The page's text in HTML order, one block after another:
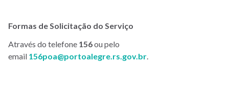
Formas de Solicitação do Serviço
Através do telefone 156ou pelo
email 156poa@portoalegre.rs.gov.br.